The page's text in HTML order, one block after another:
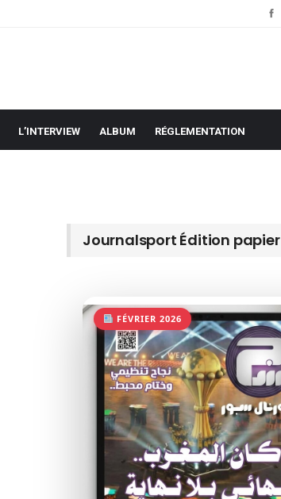
L’INTERVIEW ALBUM RÉGLEMENTATION
Journalsport Édition papier
FÉVRIER 2026